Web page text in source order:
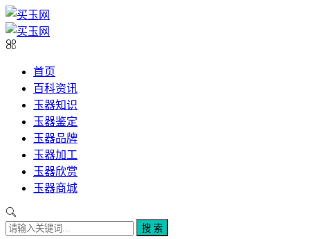
首页
百科资讯
玉器知识
玉器鉴定
玉器品牌
玉器加工
玉器欣赏
玉器商城
搜 索